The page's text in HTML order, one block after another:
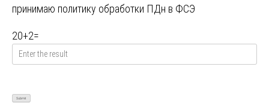
принимаю политику обработки ПДн в ФСЭ
20+2=